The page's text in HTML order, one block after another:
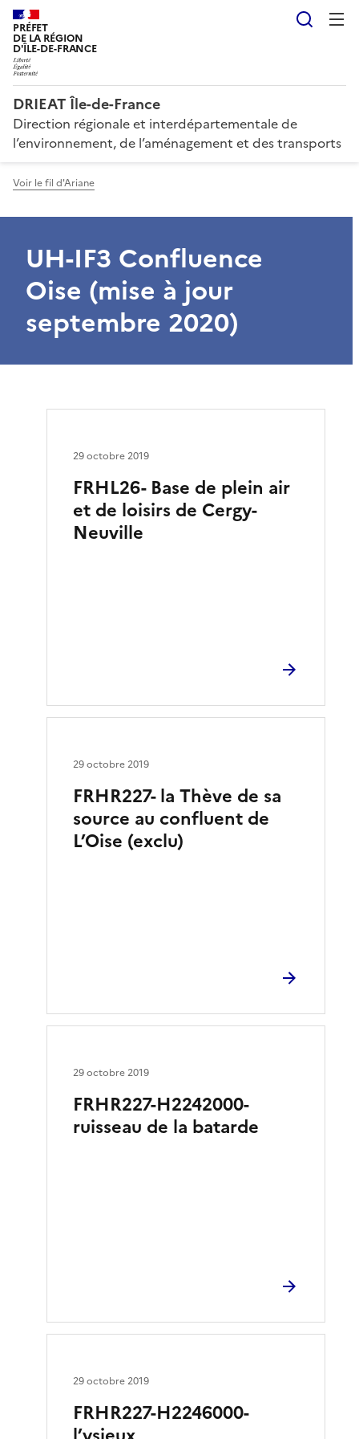
PRÉFET
DE LA RÉGION
D'ÎLE-DE-FRANCE
DRIEAT Île-de-France
Direction régionale et interdépartementale de
l’environnement, de l’aménagement et des transports
Voir le fil d'Ariane
UH-IF3 Confluence
Oise (mise à jour
septembre 2020)
FRHL26- Base de plein air
et de loisirs de Cergy-
Neuville
29 octobre 2019
FRHR227- la Thève de sa
source au confluent de
L’Oise (exclu)
29 octobre 2019
FRHR227-H2242000-
ruisseau de la batarde
29 octobre 2019
FRHR227-H2246000-
29 octobre 2019